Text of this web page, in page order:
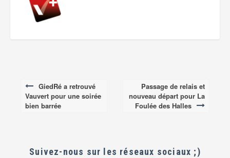
Post
navigation
GiedRé a retrouvé
Vauvert pour une soirée
bien barrée
Passage de relais et
nouveau départ pour La
Foulée des Halles
Suivez-nous sur les réseaux sociaux ;)